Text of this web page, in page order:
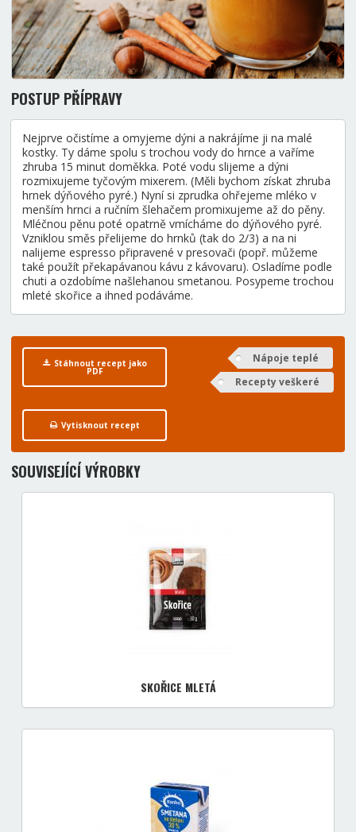
POSTUP PŘÍPRAVY
Nejprve očistíme a omyjeme dýni a nakrájíme ji na malé
kostky. Ty dáme spolu s trochou vody do hrnce a vaříme
zhruba 15 minut doměkka. Poté vodu slijeme a dýni
rozmixujeme tyčovým mixerem. (Měli bychom získat zhruba
hrnek dýňového pyré.) Nyní si zprudka ohřejeme mléko v
menším hrnci a ručním šlehačem promixujeme až do pěny.
Mléčnou pěnu poté opatrně vmícháme do dýňového pyré.
Vzniklou směs přelijeme do hrnků (tak do 2/3) a na ni
nalijeme espresso připravené v presovači (popř. můžeme
také použít překapávanou kávu z kávovaru). Osladíme podle
chuti a ozdobíme našlehanou smetanou. Posypeme trochou
mleté skořice a ihned podáváme.
Stáhnout recept jako
PDF
Vytisknout recept
Nápoje teplé
Recepty veškeré
SOUVISEJÍCÍ VÝROBKY
SKOŘICE MLETÁ